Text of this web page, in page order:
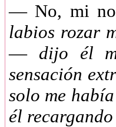
— No, mi
labios rozar
—dijo él
sensación
solo me
él